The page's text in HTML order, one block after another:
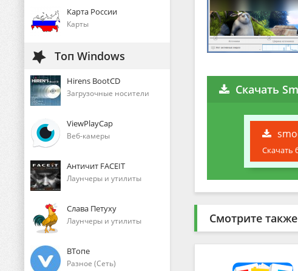
Карта России
Карты
Топ Windows
Hirens BootCD
Загрузочные носители
ViewPlayCap
Веб-камеры
Античит FACEIT
Лаунчеры и утилиты
Слава Петуху
Лаунчеры и утилиты
ВТопе
Разное (Сеть)
Скачать
Скачать
Смотрите